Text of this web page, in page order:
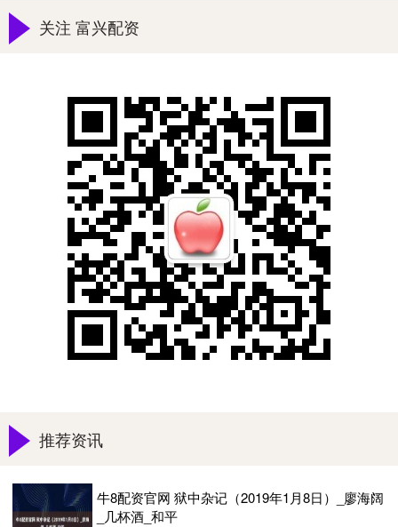
关注 富兴配资
推荐资讯
牛8配资官网 狱中杂记（2019年1月8日）_廖海阔
_几杯酒_和平